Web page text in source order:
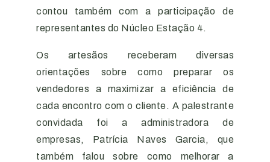
contou também com a participação de
representantes do Núcleo Estação 4.
Os artesãos receberam diversas
orientações sobre como preparar os
vendedores a maximizar a eficiência de
cada encontro com o cliente. A palestrante
convidada foi a administradora de
empresas, Patrícia Naves Garcia, que
também falou sobre como melhorar a